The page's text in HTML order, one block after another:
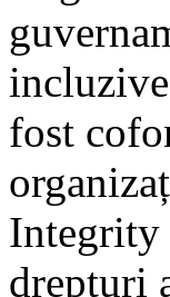
fost
Integrity
drepturi